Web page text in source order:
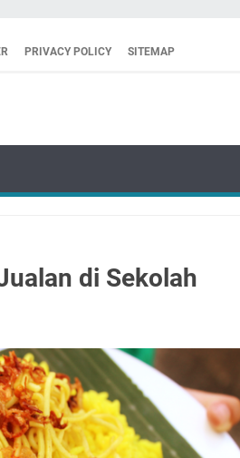
PRIVACY POLICY SITEMAP
di Sekolah